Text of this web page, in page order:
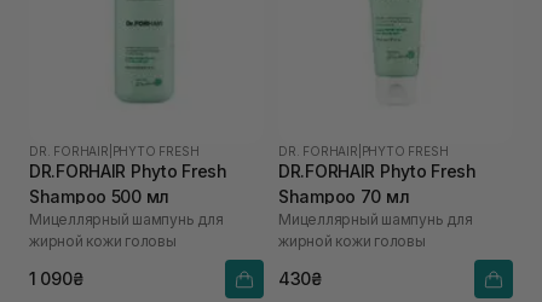
DR. FORHAIR PHYTO FRESH
DR.FORHAIR Phyto Fresh
Shampoo 500 мл
Мицеллярный шампунь для
жирной кожи головы
1 090₴
DR. FORHAIR PHYTO FRESH
DR.FORHAIR Phyto Fresh
Shampoo 70 мл
Мицеллярный шампунь для
жирной кожи головы
430₴